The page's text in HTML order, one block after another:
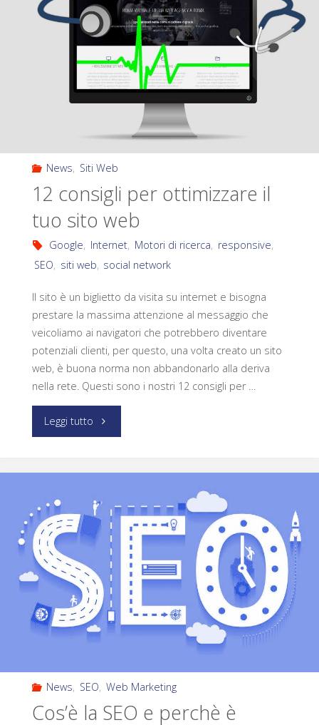
News, Siti Web
12 consigli per ottimizzare il
tuo sito web
Google, Internet, Motori di ricerca, responsive,
SEO, siti web, social network
Il sito è un biglietto da visita su internet e bisogna
prestare la massima attenzione al messaggio che
veicoliamo ai navigatori che potrebbero diventare
potenziali clienti, per questo, una volta creato un sito
web, è buona norma non abbandonarlo alla deriva
nella rete. Questi sono i nostri 12 consigli per …
Leggi tutto
News, SEO, Web Marketing
Cos’è la SEO e perchè è